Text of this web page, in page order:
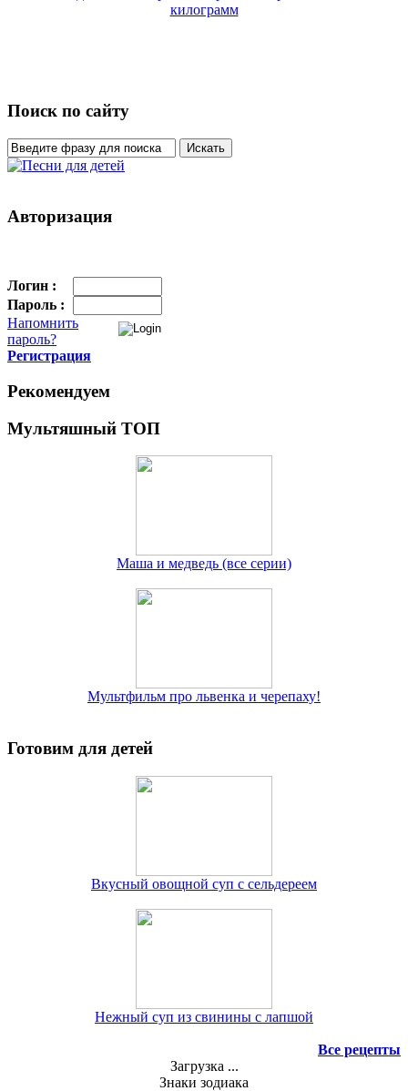
килограмм
Поиск по сайту
Авторизация
Логин :
Пароль :
Напомнить
пароль?
Регистрация
Рекомендуем
Мультяшный ТОП
Маша и медведь (все серии)
Мультфильм про львенка и черепаху!
Готовим для детей
Вкусный овощной суп с сельдереем
Нежный суп из свинины с лапшой
Все рецепты
Загрузка ...
Знаки зодиака